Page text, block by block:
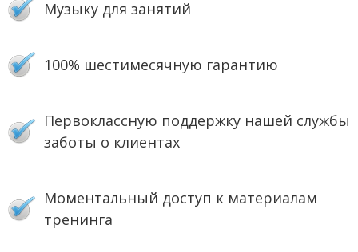
Музыку для занятий
100% шестимесячную гарантию
Первоклассную поддержку нашей службы
заботы о клиентах
Моментальный доступ к материалам
тренинга